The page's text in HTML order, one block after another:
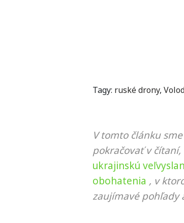
Tagy: ruské drony,
V tomto článku
pokračovať v
ukrajinskú
obohatenia , v
zaujímavé pohľady